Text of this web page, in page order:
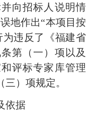
向招标人说明情
地作出“本项目按
违反了《福建省
第（一）项以及
评标专家库管理
）项规定。
依据